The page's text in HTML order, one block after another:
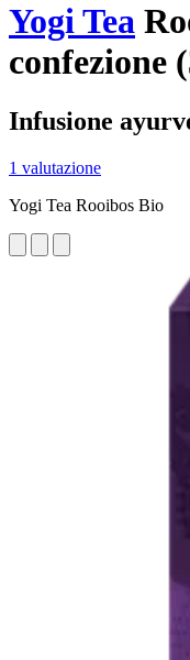
Yogi Tea
confezione
Infusione
1 valutazione
Yogi Tea Rooibos Bio